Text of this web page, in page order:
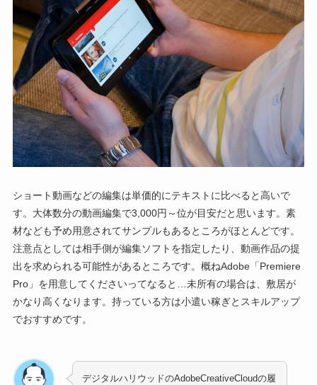
ショート動画などの編集は単価的にテキストに比べると高いで
す。大体数分の動画編集で3,000円～位が目安だと思います。素
材なども予め用意されてサンプルもあるところがほとんどです。
注意点としては相手側が編集ソフトを指定したり、動画作品の提
出を求められる可能性があるところです。概ねAdobe「Premiere
Pro」を用意してくださいってなると…未所有の場合は、敷居が
かなり高くなります。持っている方は小遣い稼ぎとスキルアップ
でおすすめです。
デジタルハリウッドのAdobeCreativeCloudの履